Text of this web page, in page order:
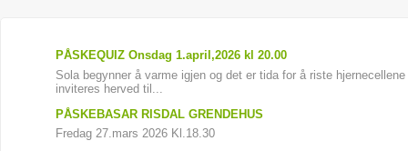
PÅSKEQUIZ Onsdag 1.april,2026 kl 20.00
Sola begynner å varme igjen og det er tida for å riste
inviteres herved til...
PÅSKEBASAR RISDAL GRENDEHUS
Fredag 27.mars 2026 Kl.18.30